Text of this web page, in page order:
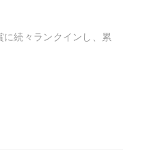
に続々ランクインし、累